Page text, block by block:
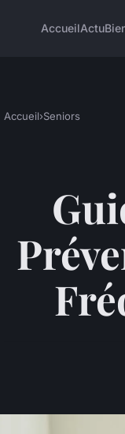
AccueilActu
Accueil›Seniors